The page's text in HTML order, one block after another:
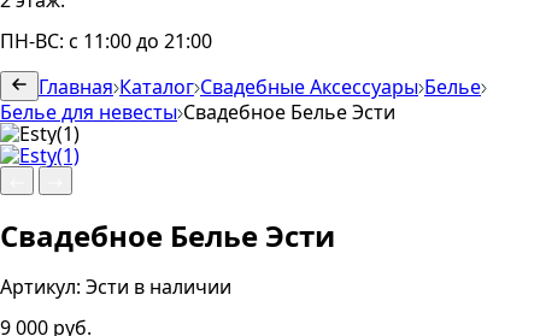
ПН-ВС: с 11:00 до 21:00
Главная Каталог Свадебные Аксессуары Белье
Белье для невесты Свадебное Белье Эсти
Свадебное Белье Эсти
Артикул: Эсти в наличии
9 000 руб.